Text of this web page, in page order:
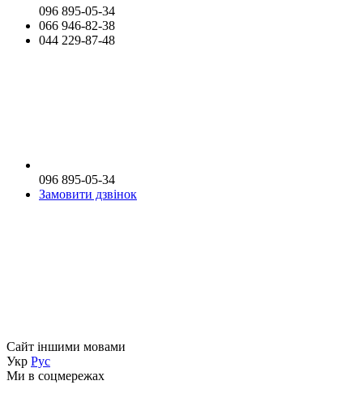
096 895-05-34
066 946-82-38
044 229-87-48
096 895-05-34
Замовити дзвінок
Сайт іншими мовами
Укр Рус
Ми в соцмережах